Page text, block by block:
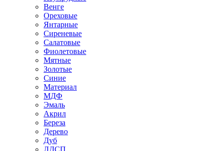
Венге
Ореховые
Янтарные
Сиреневые
Салатовые
Фиолетовые
Мятные
Золотые
Синие
Материал
МДФ
Эмаль
Акрил
Береза
Дерево
Дуб
ЛДСП